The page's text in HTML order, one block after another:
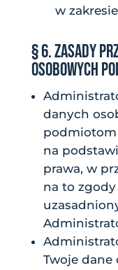
w
§ 6. ZASADY
OSOBOWYCH
danych
na
prawa, w
na to
Twoje